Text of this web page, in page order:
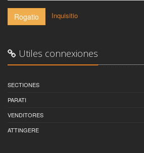
Rogatio Inquisitio
Utiles connexiones
SECTIONES
PARATI
VENDITORES
ATTINGERE